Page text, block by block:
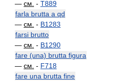
— см. - T889
farla brutta a qd
— см. - B1283
farsi brutto
— см. - B1290
fare (una) brutta figura
— см. - F718
fare una brutta fine